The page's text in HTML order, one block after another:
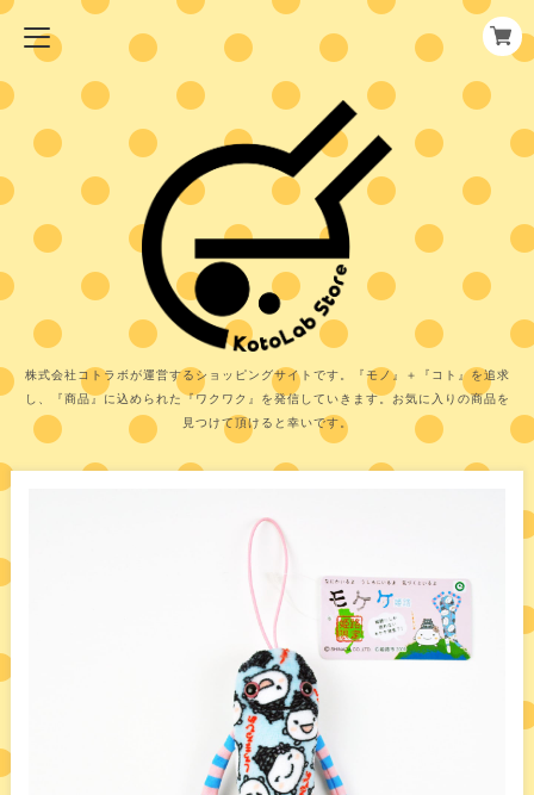
株式会社コトラボが運営するショッピングサイトです。『モノ』＋『コト』を追求
し、『商品』に込められた『ワクワク』を発信していきます。お気に入りの商品を
見つけて頂けると幸いです。